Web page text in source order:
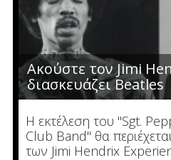
Ακούστε τον Jimi
διασκευάζει Beatles
Η εκτέλεση του "Sgt.
Club Band" θα
των Jimi Hendrix